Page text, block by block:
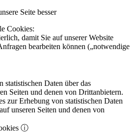
Seite besser
Cookies:
damit Sie auf unserer Website
bearbeiten können („notwendige
statistischen Daten über das
Seiten und denen von Drittanbietern.
zur Erhebung von statistischen Daten
unseren Seiten und denen von
ⓘ